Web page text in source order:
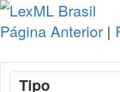
Página Anterior |
Tipo